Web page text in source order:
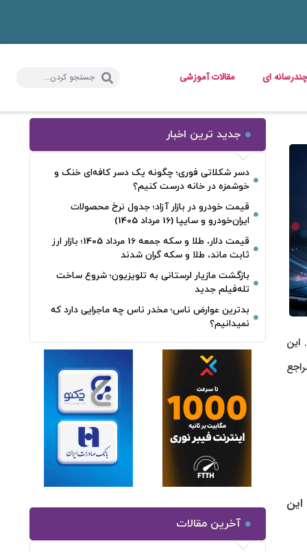
چندرسانه ای مقالات آموزشی
شد. این
مراجع
شده است. این
جدید ترین اخبار
دسر شکلاتی فوری؛ چگونه یک دسر کافه‌ای خنک و
خوشمزه در خانه درست کنیم؟
قیمت خودرو در بازار آزاد؛ جدول نرخ محصولات
ایران‌خودرو و سایپا (16 مرداد 1405)
قیمت دلار، طلا و سکه جمعه 16 مرداد 1405؛ بازار ارز
ثابت ماند، طلا و سکه گران شدند
بازگشت مازیار لرستانی به تلویزیون؛ شروع ساخت
تله‌فیلم جدید
بدترین عوارض ناس؛ مخدر ناس چه ماجرایی دارد که
نمیدانیم؟
آخرین مقالات